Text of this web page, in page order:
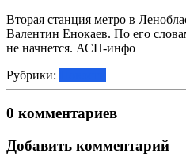
Вторая станция метро в
Валентин Енокаев. По его
не начнется. АСН-инфо
Рубрики:
0 комментариев
Добавить комментарий